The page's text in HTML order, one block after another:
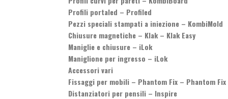
Profili portaled – Profiled
Pezzi speciali stampati a iniezione – KombiMold
Chiusure magnetiche – Klak – Klak Easy
Maniglie e chiusure – iLok
Maniglione per ingresso – iLok
Accessori vari
Fissaggi per mobili – Phantom Fix – Phantom
Distanziatori per pensili – Inspire